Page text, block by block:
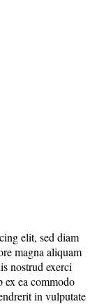
elit, sed diam
magna aliquam
nostrud exerci
ea commodo
in vulputate